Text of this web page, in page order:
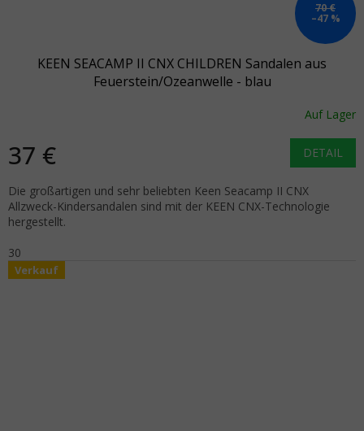
70 €
–47 %
KEEN SEACAMP II CNX CHILDREN Sandalen aus
Feuerstein/Ozeanwelle - blau
Auf Lager
37 € DETAIL
Die großartigen und sehr beliebten Keen Seacamp II CNX
Allzweck-Kindersandalen sind mit der KEEN CNX-Technologie
hergestellt.
30
Verkauf